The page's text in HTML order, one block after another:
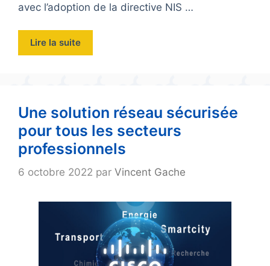
avec l’adoption de la directive NIS …
Lire la suite
Une solution réseau sécurisée
pour tous les secteurs
professionnels
6 octobre 2022 par Vincent Gache